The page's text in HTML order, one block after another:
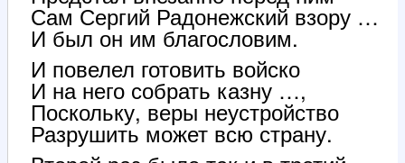
Сам Сергий Радонежский взору …
И был он им благословим.
И повелел готовить войско
И на него собрать казну …,
Поскольку, веры неустройство
Разрушить может всю страну.